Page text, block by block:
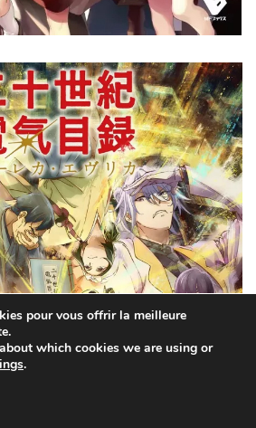
pour vous offrir la meilleure
which cookies we are using or
.